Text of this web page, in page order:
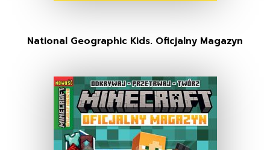
National Geographic Kids. Oficjalny Magazyn